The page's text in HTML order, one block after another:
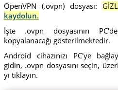
OpenVPN (.ovpn) dosyası:
kaydolun.
İşte .ovpn dosyasının
kopyalanacağı gösterilmektedir.
Android cihazınızı PC'ye
gidin, .ovpn dosyasını seçin,
yı tıklayın.